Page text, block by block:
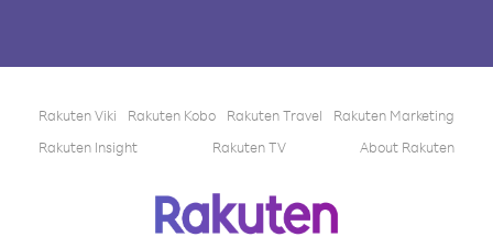
Rakuten Viki Rakuten Kobo Rakuten Travel
Rakuten Marketing
Rakuten Insight
Rakuten TV About Rakuten